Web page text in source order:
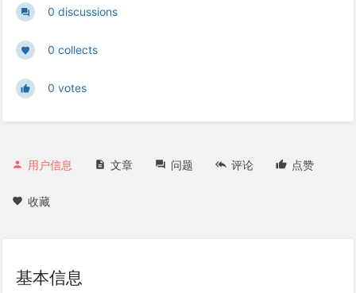
0 discussions
0 collects
0 votes
用户信息 文章 问题 评论 点赞
收藏
基本信息